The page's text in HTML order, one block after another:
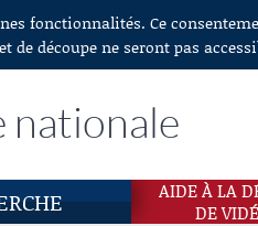
fonctionnalités. Ce
de découpe ne seront pas
nationale
AIDE À LA
DE